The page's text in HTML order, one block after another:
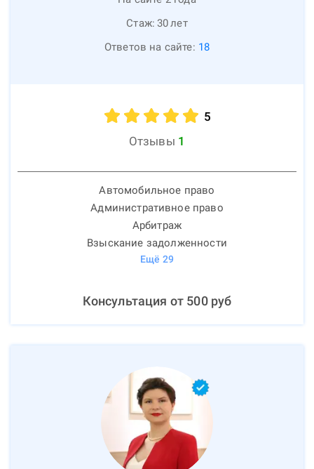
Стаж: 30лет
Ответов на сайте: 18
5
Отзывы 1
Автомобильное право
Административное право
Арбитраж
Взыскание задолженности
Ещё 29
Консультация от 500руб